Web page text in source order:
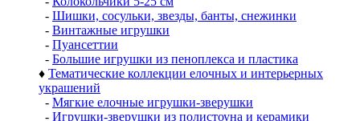
- Шишки, сосульки, звезды, банты, снежинки
- Винтажные игрушки
- Пуансеттии
- Большие игрушки из пеноплекса и пластика
♦ Тематические коллекции елочных и интерьерных
украшений
- Мягкие елочные игрушки-зверушки
- Игрушки-зверушки из полистоуна и керамики